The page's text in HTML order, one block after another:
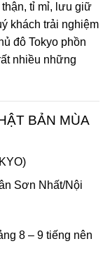
tỉ mỉ, lưu giữ
khách trải nghiệm
đô Tokyo phồn
nhiều những
BẢN MÙA
Sơn Nhất/Nội
8 – 9 tiếng nên